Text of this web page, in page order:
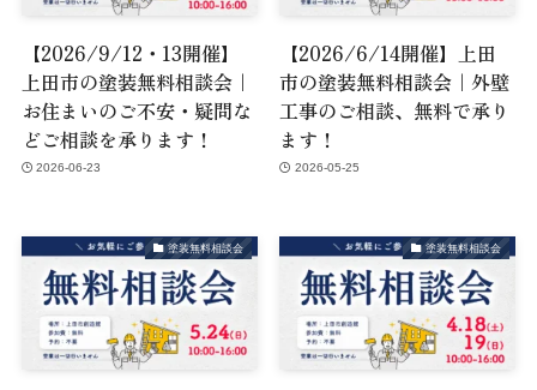
【2026/9/12・13開催】
上田市の塗装無料相談会｜
お住まいのご不安・疑問な
どご相談を承ります！
2026-06-23
【2026/6/14開催】上田
市の塗装無料相談会｜外壁
工事のご相談、無料で承り
ます！
2026-05-25
塗装無料相談会 塗装無料相談会